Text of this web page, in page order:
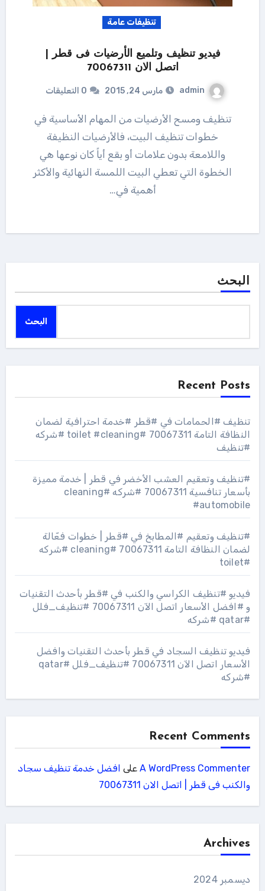
تنظيفات عامة
فيديو تنظيف وتلميع الأرضيات فى قطر |
اتصل الان 70067311
admin مارس 24, 2015 0 التعليقات
تنظيف ومسح الأرضيات من المهام الأساسية في
خطوات تنظيف البيت، فالأرضيات النظيفة
واللامعة بدون علامات أو بقع أياً كان نوعها هي
الخطوة التي تعطي البيت اللمسة النهائية والأكثر
أهمية في…
البحث
البحث
Recent Posts
تنظيف #الحمامات في #قطر #خدمة احترافية لضمان
النظافة التامة 70067311 #toilet #cleaning #شركه
#تنظيف
#تنظيف وتعقيم العشب الأخضر في قطر | خدمة مميزة
بأسعار تنافسية 70067311 #شركه #cleaning
#automobile
#تنظيف وتعقيم #المطابخ في #قطر | خطوات فعّالة
لضمان النظافة التامة 70067311 #cleaning #شركه
#toilet
فيديو #تنظيف الكراسي والكنب في #قطر بأحدث التقنيات
و #افضل الأسعار اتصل الآن 70067311 #تنظيف_فلل
#qatar #شركه
فيديو تنظيف السجاد في قطر بأحدث التقنيات وافضل
الأسعار اتصل الآن 70067311 #تنظيف_فلل #qatar
#شركه
Recent Comments
A WordPress Commenterعلى افضل خدمة تنظيف سجاد
والكنب فى قطر | اتصل الان 70067311
Archives
ديسمبر 2024